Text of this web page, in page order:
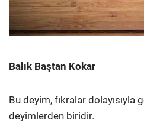
Balık Baştan Kokar
Bu deyim, fıkralar dolayısıyla
deyimlerden biridir.